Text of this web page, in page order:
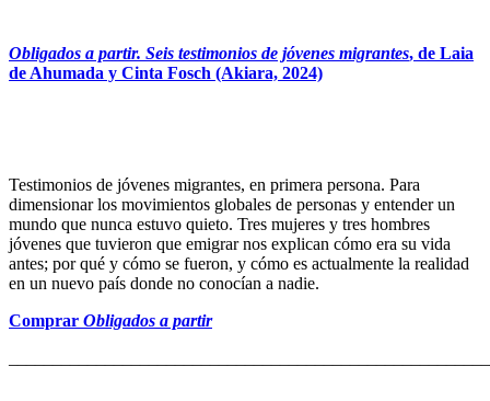
Obligados a partir. Seis testimonios de jóvenes migrantes, de Laia
de Ahumada y Cinta Fosch (Akiara, 2024)
Testimonios de jóvenes migrantes, en primera persona. Para
dimensionar los movimientos globales de personas y entender un
mundo que nunca estuvo quieto. Tres mujeres y tres hombres
jóvenes que tuvieron que emigrar nos explican cómo era su vida
antes; por qué y cómo se fueron, y cómo es actualmente la realidad
en un nuevo país donde no conocían a nadie.
Comprar Obligados a partir